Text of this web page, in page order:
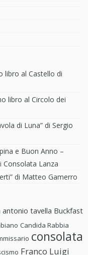
libro al Castello di
libro al Circolo dei
di Luna” di Sergio
e Buon Anno –
Consolata Lanza
di Matteo Gamerro
antonio tavella Buckfast
Candida Rabbia
consolata
Franco Luigi